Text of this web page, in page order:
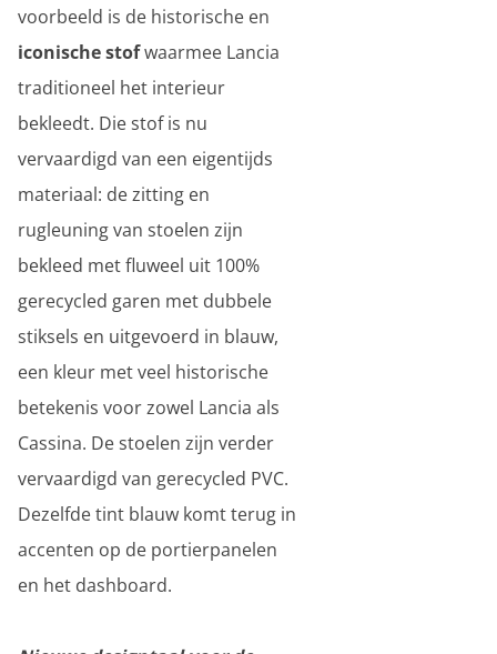
voorbeeld is de historische en
iconische stofwaarmee Lancia
traditioneel het interieur
bekleedt. Die stof is nu
vervaardigd van een eigentijds
materiaal: de zitting en
rugleuning van stoelen zijn
bekleed met fluweel uit 100%
gerecycled garen met dubbele
stiksels en uitgevoerd in blauw,
een kleur met veel historische
betekenis voor zowel Lancia als
Cassina. De stoelen zijn verder
vervaardigd van gerecycled PVC.
Dezelfde tint blauw komt terug in
accenten op de portierpanelen
en het dashboard.